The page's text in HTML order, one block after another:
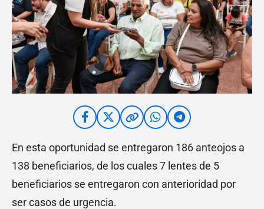
En esta oportunidad se entregaron 186 anteojos a
138 beneficiarios, de los cuales 7 lentes de 5
beneficiarios se entregaron con anterioridad por
ser casos de urgencia.